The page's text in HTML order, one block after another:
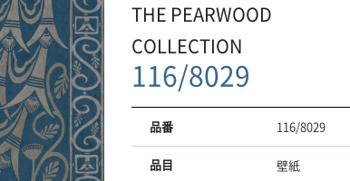
THE PEARWOOD
COLLECTION
116/8029
品番 116/8029
品目 壁紙